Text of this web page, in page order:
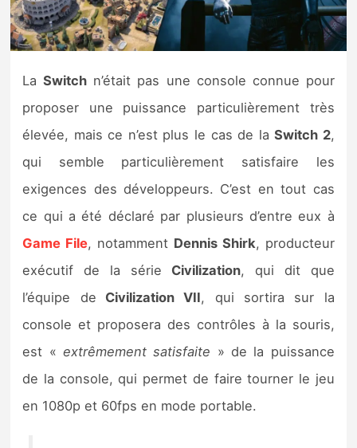
Tests de jeux
Tests d’accessoires
Previews
Précommandes
Précommandes jeux Switch 2
Sorties de jeux
Bons plans
LaSwitch n’était pas une console connue pour
proposer une puissance particulièrement très
élevée, mais ce n’est plus le cas de laSwitch 2,
qui semble particulièrement satisfaire les
exigences des développeurs. C’est en tout cas
ce qui a été déclaré par plusieurs d’entre eux à
Game File, notamment Dennis Shirk, producteur
exécutif de la série Civilization, qui dit que
l’équipe de Civilization VII, qui sortira sur la
console et proposera des contrôles à la souris,
est « extrêmement satisfaite » de la puissance
de la console, qui permet de faire tourner le jeu
en 1080p et 60fps en mode portable.